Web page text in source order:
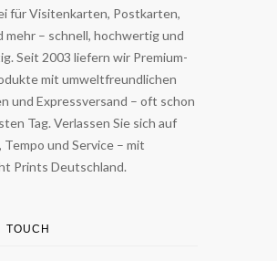
für Visitenkarten, Postkarten,
mehr – schnell, hochwertig und
Seit 2003 liefern wir Premium-
mit umweltfreundlichen
und Expressversand – oft schon
Tag. Verlassen Sie sich auf
und Service – mit
Prints Deutschland.
TOUCH